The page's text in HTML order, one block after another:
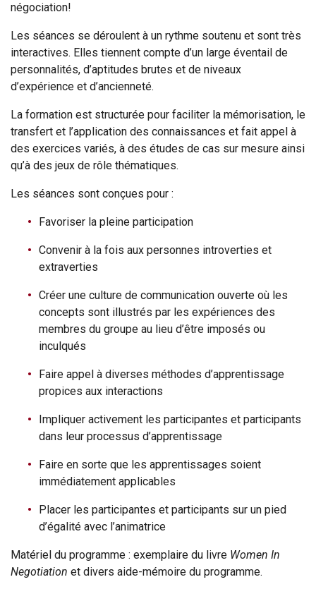
négociation!
Les séances se déroulent à un rythme soutenu et sont très
interactives. Elles tiennent compte d’un large éventail de
personnalités, d’aptitudes brutes et de niveaux
d’expérience et d’ancienneté.
La formation est structurée pour faciliter la mémorisation, le
transfert et l’application des connaissances et fait appel à
des exercices variés, à des études de cas sur mesure ainsi
qu’à des jeux de rôle thématiques.
Les séances sont conçues pour :
Favoriser la pleine participation
Convenir à la fois aux personnes introverties et
extraverties
Créer une culture de communication ouverte où les
concepts sont illustrés par les expériences des
membres du groupe au lieu d’être imposés ou
inculqués
Faire appel à diverses méthodes d’apprentissage
propices aux interactions
Impliquer activement les participantes et participants
dans leur processus d’apprentissage
Faire en sorte que les apprentissages soient
immédiatement applicables
Placer les participantes et participants sur un pied
d’égalité avec l’animatrice
Matériel du programme : exemplaire du livre Women In
Negotiation et divers aide-mémoire du programme.